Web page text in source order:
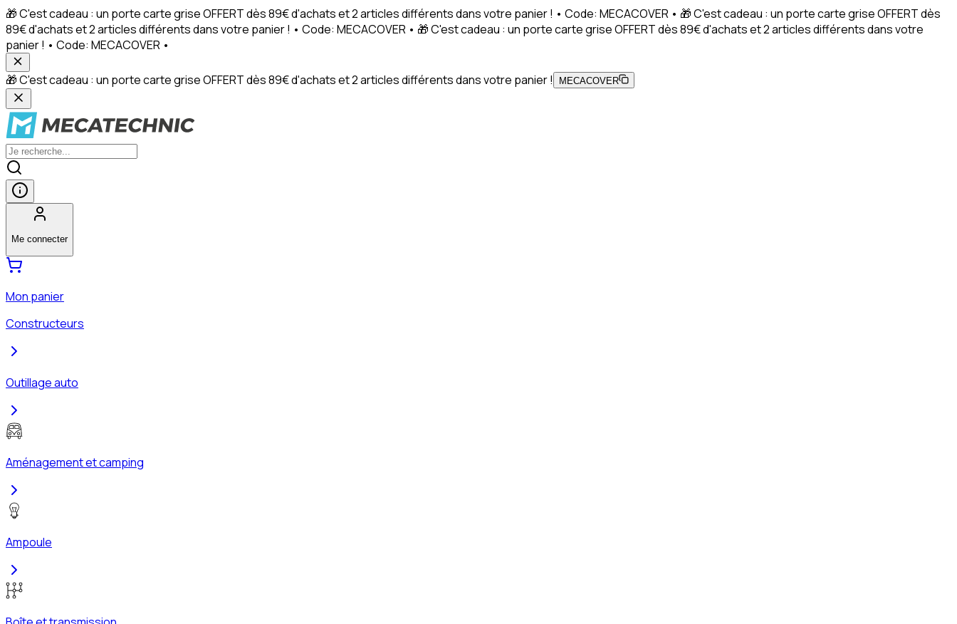
🎁 C'est cadeau : un porte carte grise OFFERT dès 89€ d'achats et 2 articles différents dans votre panier ! • Code: MECACOVER • 🎁 C'est cadeau : un porte carte grise OFFERT dès
89€ d'achats et 2 articles différents dans votre panier ! • Code: MECACOVER • 🎁 C'est cadeau : un porte carte grise OFFERT dès 89€ d'achats et 2 articles différents dans votre
panier ! • Code: MECACOVER •
🎁 C'est cadeau : un porte carte grise OFFERT dès 89€ d'achats et 2 articles différents dans votre panier ! MECACOVER
Me connecter
Mon panier
Constructeurs
Outillage auto
Aménagement et camping
Ampoule